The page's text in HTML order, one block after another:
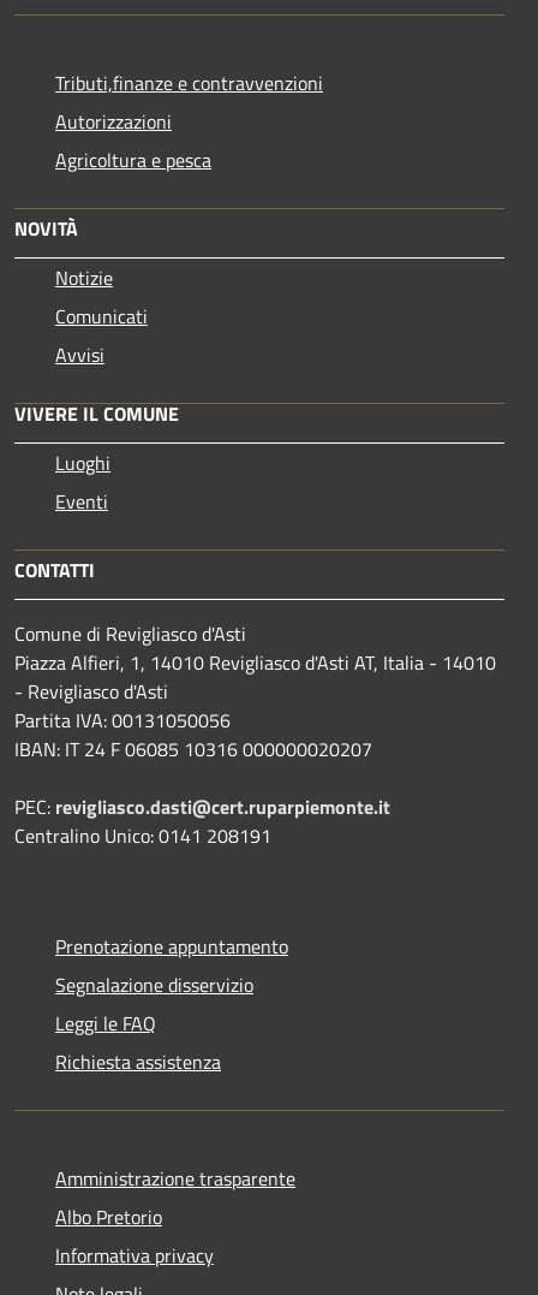
Tributi,finanze e contravvenzioni
Autorizzazioni
Agricoltura e pesca
NOVITÀ
Notizie
Comunicati
Avvisi
VIVERE IL COMUNE
Luoghi
Eventi
CONTATTI
Comune di Revigliasco d'Asti
Piazza Alfieri, 1, 14010 Revigliasco d'Asti AT, Italia - 14010
- Revigliasco d'Asti
Partita IVA: 00131050056
IBAN: IT 24 F 06085 10316 000000020207
PEC: revigliasco.dasti@cert.ruparpiemonte.it
Centralino Unico: 0141 208191
Prenotazione appuntamento
Segnalazione disservizio
Leggi le FAQ
Richiesta assistenza
Amministrazione trasparente
Albo Pretorio
Informativa privacy